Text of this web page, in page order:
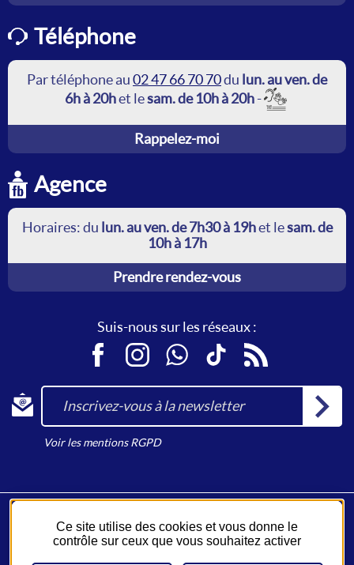
Téléphone
Par téléphone au02 47 66 70 70du lun. au ven. de
6h à 20het lesam. de 10h à 20h-
Rappelez-moi
Agence
Horaires: du lun. au ven. de 7h30 à 19het lesam. de
10h à 17h
Prendre rendez-vous
Suis-nous sur les réseaux :
FacebookInstagramWhatsAppTikTokRSS
Inscrivez-vous à la newsletter
Voir les mentions RGPD
Fil Bleu, un service duSyndicat des Mobilités de Touraine
Un réseau opéré parKeolis.
Ce site utilise des cookies et vous donne le
contrôle sur ceux que vous souhaitez activer